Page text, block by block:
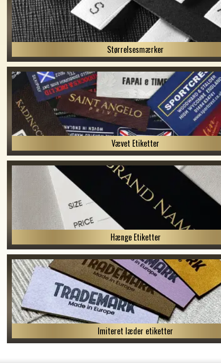
Størrelsesmærker
Vævet Etiketter
Hænge Etiketter
Imiteret læder etiketter